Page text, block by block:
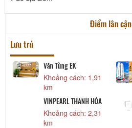
Điểm lân cận
Lưu trú
Văn Tùng EK
Khoảng cách: 1,91
km
VINPEARL THANH HÓA
Khoảng cách: 2,31
km